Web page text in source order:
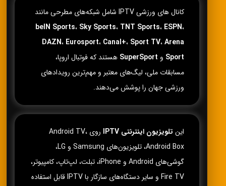
کانال های ورزشی IPTV شامل شبکه‌های مطرحی مانند
beIN Sports، Sky Sports، TNT Sports، ESPN،
DAZN، Eurosport، Canal+، Sport TV،Arena
Sport و SuperSport هستند که فوتبال اروپا،
مسابقات ملی، لیگ‌های معتبر و مهم‌ترین رویدادهای
ورزشی جهان را پوشش می‌دهند.
این تلویزیون اینترنتی IPTV
روی Android TV،
Android Box، تلویزیون‌های Samsung و LG،
گوشی‌های Android و iPhone، تبلت، لپ‌تاپ، کامپیوتر،
Fire TV و سایر دستگاه‌های سازگار با IPTV قابل استفاده